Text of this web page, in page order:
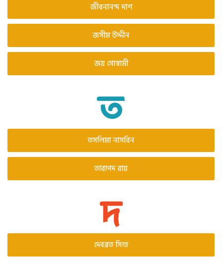
জীবনানন্দ দাশ
জসীম উদ্দীন
জয় গোস্বামী
তসলিমা নাসরিন
তারাপদ রায়
দেবব্রত সিংহ